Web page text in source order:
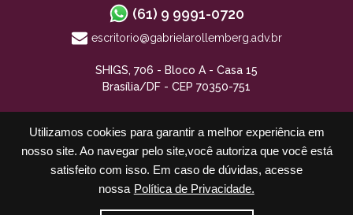
Utilizamos cookies para garantir a melhor experiência em
nosso site. Ao navegar pelo site,você autoriza que você está
satisfeito com isso. Em caso de dúvidas, acesse
nossa Política de Privacidade.
(61) 9 9991-0720
escritorio@gabrielarollemberg.adv.br
SHIGS, 706 - Bloco A - Casa 15
Brasília/DF - CEP 70350-751